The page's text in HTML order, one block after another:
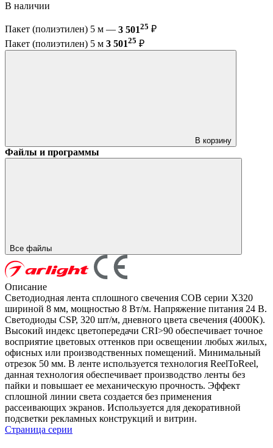
В наличии
Пакет (полиэтилен) 5 м — 3 50125 ₽
Пакет (полиэтилен) 5 м 3 50125 ₽
В корзину
Файлы и программы
Все файлы
Описание
Светодиодная лента сплошного свечения COB серии X320
шириной 8 мм, мощностью 8 Вт/м. Напряжение питания 24 В.
Светодиоды CSP, 320 шт/м, дневного цвета свечения (4000K).
Высокий индекс цветопередачи CRI>90 обеспечивает точное
восприятие цветовых оттенков при освещении любых жилых,
офисных или производственных помещений. Минимальный
отрезок 50 мм. В ленте используется технология ReelToReel,
данная технология обеспечивает производство ленты без
пайки и повышает ее механическую прочность. Эффект
сплошной линии света создается без применения
рассеивающих экранов. Используется для декоративной
подсветки рекламных конструкций и витрин.
Страница серии